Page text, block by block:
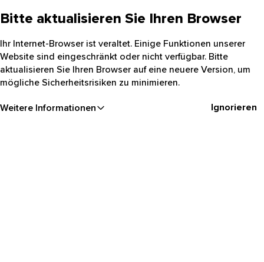
Bitte aktualisieren Sie Ihren Browser
Ihr Internet-Browser ist veraltet. Einige Funktionen unserer
Website sind eingeschränkt oder nicht verfügbar. Bitte
aktualisieren Sie Ihren Browser auf eine neuere Version, um
mögliche Sicherheitsrisiken zu minimieren.
Weitere Informationen Ignorieren